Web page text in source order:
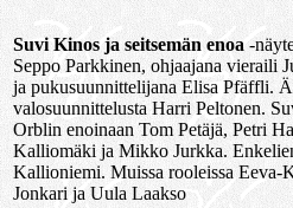
Suvi Kinos ja seitsemän enoa-
Seppo Parkkinen, ohjaajana vieraili
ja pukusuunnittelijana Elisa Pfäffli.
valosuunnittelusta Harri Peltonen.
Orblin enoinaan Tom Petäjä, Petri
Kalliomäki ja Mikko Jurkka.
Kallioniemi. Muissa rooleissa
Jonkari ja Uula Laakso